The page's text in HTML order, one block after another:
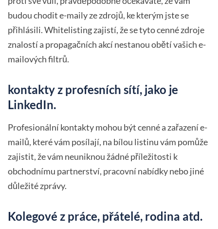
budou chodit e-maily ze zdrojů, ke kterým jste se
přihlásili. Whitelisting zajistí, že se tyto cenné zdroje
znalostí a propagačních akcí nestanou obětí vašich e-
mailových filtrů.
kontakty z profesních sítí, jako je
LinkedIn.
Profesionální kontakty mohou být cenné a zařazení e-
mailů, které vám posílají, na bílou listinu vám pomůže
zajistit, že vám neuniknou žádné příležitosti k
obchodnímu partnerství, pracovní nabídky nebo jiné
důležité zprávy.
Kolegové z práce, přátelé, rodina atd.